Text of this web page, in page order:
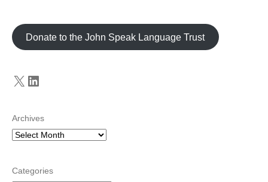
Donate to the John Speak Language Trust
X LinkedIn
Archives
Categories